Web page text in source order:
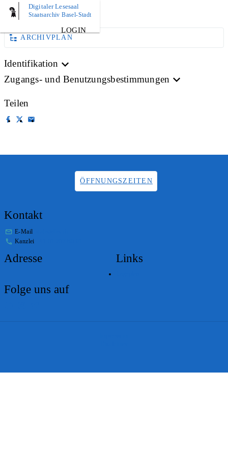
Digitaler Lesesaal
Staatsarchiv Basel-Stadt
LOGIN
AKTE
ARCHIVPLAN
Identifikation
Zugangs- und Benutzungsbestimmungen
Teilen
ÖFFNUNGSZEITEN
Kontakt
E-Mail
Kanzlei
Adresse Links
Folge uns auf